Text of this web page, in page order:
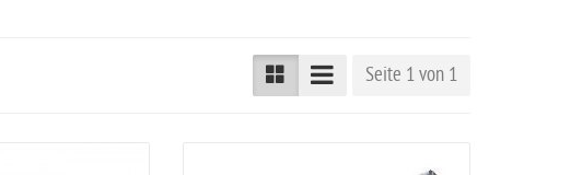
Seite 1 von 1